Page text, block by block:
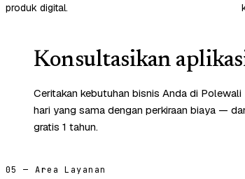
produk digital.
Konsultasikan
Ceritakan kebutuhan bisnis Anda di
hari yang sama dengan perkiraan biaya —
gratis 1 tahun.
05 — Area Layanan